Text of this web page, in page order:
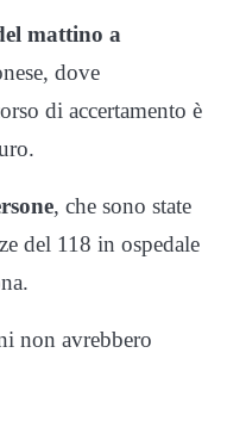
mattino a
dove
di accertamento è
, che sono state
del 118 in ospedale
non avrebbero